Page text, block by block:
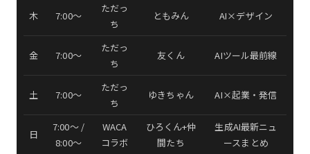
木 7:00〜
ただっ
ち
ともみん AI×デザイン
金 7:00〜
ただっ
ち
友くん AIツール最前線
土 7:00〜
ただっ
ち
ゆきちゃん AI×起業・発信
日
7:00〜 /
8:00〜
WACA
コラボ
ひろくん+仲
間たち
生成AI最新ニュ
ースまとめ